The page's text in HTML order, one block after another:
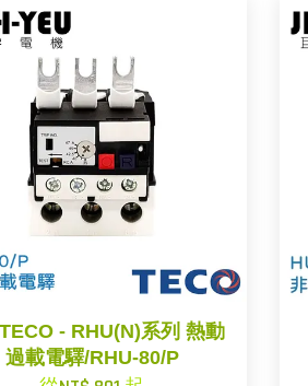
- RHU(N)系列 熱動
過載電驛/RHU-80/P